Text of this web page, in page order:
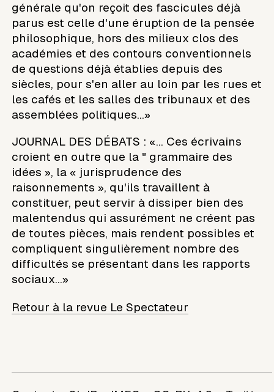
générale qu'on reçoit des fascicules déjà
parus est celle d'une éruption de la pensée
philosophique, hors des milieux clos des
académies et des contours conventionnels
de questions déjà établies depuis des
siècles, pour s'en aller au loin par les rues et
les cafés et les salles des tribunaux et des
assemblées politiques...»
JOURNAL DES DÉBATS : «... Ces écrivains
croient en outre que la " grammaire des
idées », la « jurisprudence des
raisonnements », qu'ils travaillent à
constituer, peut servir à dissiper bien des
malentendus qui assurément ne créent pas
de toutes pièces, mais rendent possibles et
compliquent singulièrement nombre des
difficultés se présentant dans les rapports
sociaux...»
Retour à la revue Le Spectateur